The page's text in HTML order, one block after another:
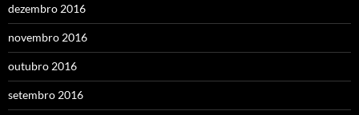
dezembro 2016
novembro 2016
outubro 2016
setembro 2016